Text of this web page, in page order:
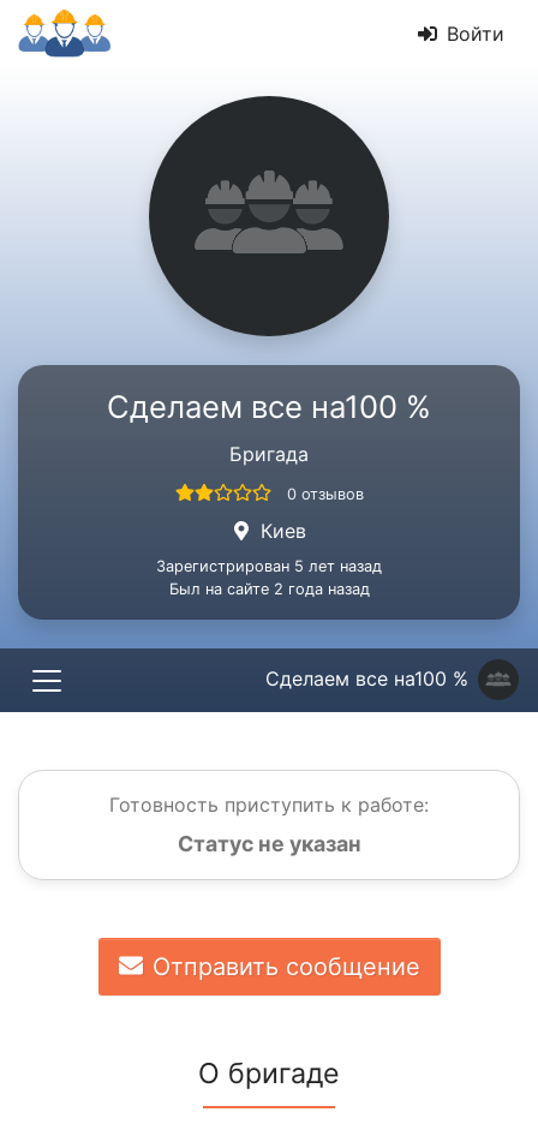
Войти
Сделаем все на100 %
Бригада
0 отзывов
Киев
Зарегистрирован 5 лет назад
Был на сайте 2 года назад
Сделаем все на100 %
Готовность приступить к работе:
Статус не указан
Отправить сообщение
О бригаде